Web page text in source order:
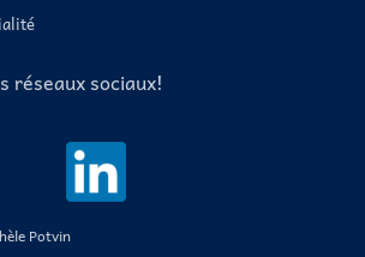
réseaux sociaux!
Potvin